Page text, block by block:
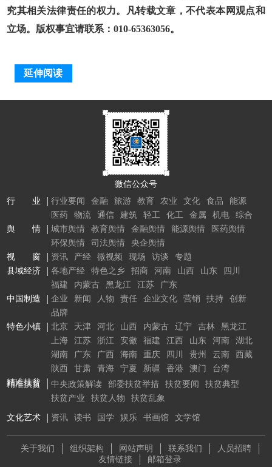
究其相关法律责任的权力。凡转载文章，不代表本网观点和
立场。版权事宜请联系：010-65363056。
延伸阅读
微信公众号
行 业
行业要闻 金融 旅游 教育 农业 文化 食品
能源
医药
物流 通信 建筑 轻工 化工 金属 机电
综合
舆 情
城市舆情 教育舆情 金融舆情 能源舆情
医药舆情
环保舆情
司法舆情
央企舆情
视 窗
资讯 产经 微视频 现场 访谈
专题
县域经济
各地产经 特色之乡 招商 河南 山西 山东
四川
福建
内蒙古 黑龙江 江苏
广东
中国制造
企业 新闻 人物 责任 企业文化 营销 扶持
创新
品牌
特色小镇
北京 天津 河北 山西 内蒙古 辽宁 吉林
黑龙江
上海
江苏 浙江 安徽 福建 江西 山东 河南
湖北
湖南
广东 广西 海南 重庆 四川 贵州 云南
西藏
陕西
甘肃 青海 宁夏 新疆 香港 澳门
台湾
精准扶贫
文化艺术 资讯 读书 国学 娱乐 书画馆 文学馆
精准扶贫 中央政策解读 部委扶贫举措 扶贫要闻
扶贫典型
扶贫产业
扶贫人物 扶贫乱象
关于我们 组织架构 网站声明 联系我们
人员招聘
友情链接
邮箱登录